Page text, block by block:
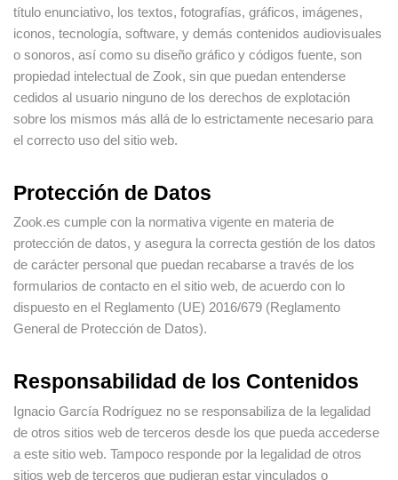
título enunciativo, los textos, fotografías, gráficos, imágenes,
iconos, tecnología, software, y demás contenidos audiovisuales
o sonoros, así como su diseño gráfico y códigos fuente, son
propiedad intelectual de Zook, sin que puedan entenderse
cedidos al usuario ninguno de los derechos de explotación
sobre los mismos más allá de lo estrictamente necesario para
el correcto uso del sitio web.
Protección de Datos
Zook.es cumple con la normativa vigente en materia de
protección de datos, y asegura la correcta gestión de los datos
de carácter personal que puedan recabarse a través de los
formularios de contacto en el sitio web, de acuerdo con lo
dispuesto en el Reglamento (UE) 2016/679 (Reglamento
General de Protección de Datos).
Responsabilidad de los Contenidos
Ignacio García Rodríguez no se responsabiliza de la legalidad
de otros sitios web de terceros desde los que pueda accederse
a este sitio web. Tampoco responde por la legalidad de otros
sitios web de terceros que pudieran estar vinculados o